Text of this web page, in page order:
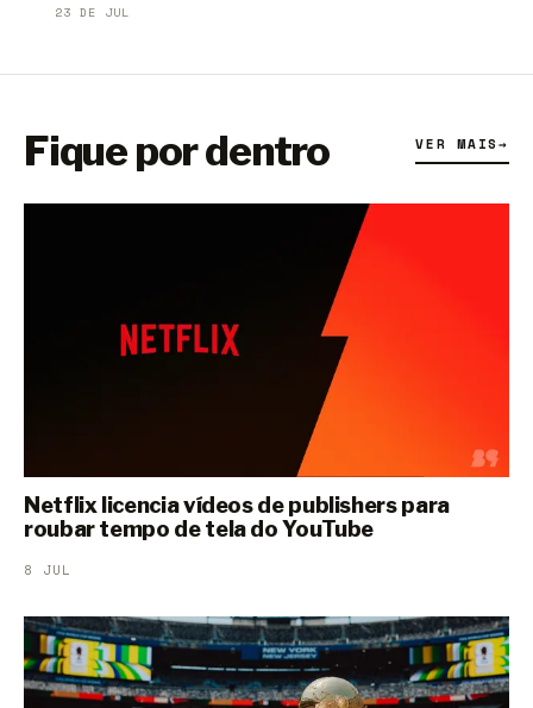
23 DE JUL
Fique por dentro VER MAIS→
Netflix licencia vídeos de publishers para
roubar tempo de tela do YouTube
8 JUL